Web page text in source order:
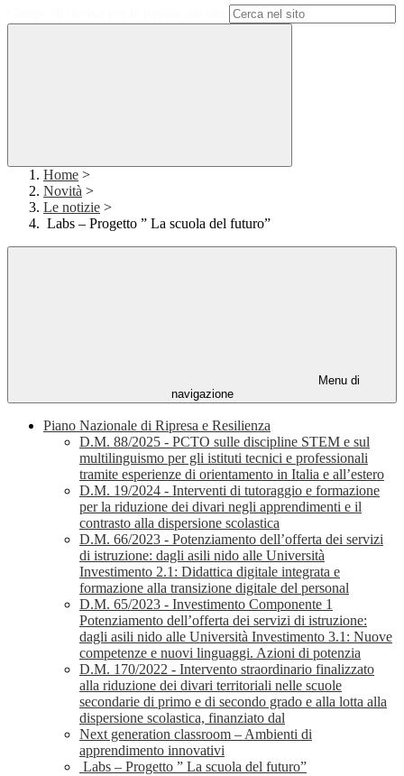
Home >
Novità >
Le notizie >
Labs – Progetto ” La scuola del futuro”
Menu di
navigazione
Piano Nazionale di Ripresa e Resilienza
D.M. 88/2025 - PCTO sulle discipline STEM e sul
multilinguismo per gli istituti tecnici e professionali
tramite esperienze di orientamento in Italia e all’estero
D.M. 19/2024 - Interventi di tutoraggio e formazione
per la riduzione dei divari negli apprendimenti e il
contrasto alla dispersione scolastica
D.M. 66/2023 - Potenziamento dell’offerta dei servizi
di istruzione: dagli asili nido alle Università
Investimento 2.1: Didattica digitale integrata e
formazione alla transizione digitale del personal
D.M. 65/2023 - Investimento Componente 1
Potenziamento dell’offerta dei servizi di istruzione:
dagli asili nido alle Università Investimento 3.1: Nuove
competenze e nuovi linguaggi. Azioni di potenzia
D.M. 170/2022 - Intervento straordinario finalizzato
alla riduzione dei divari territoriali nelle scuole
secondarie di primo e di secondo grado e alla lotta alla
dispersione scolastica, finanziato dal
Next generation classroom – Ambienti di
apprendimento innovativi
Labs – Progetto ” La scuola del futuro”